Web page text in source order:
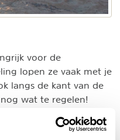
voor de
lopen ze vaak met je
langs de kant van de
wat te regelen!